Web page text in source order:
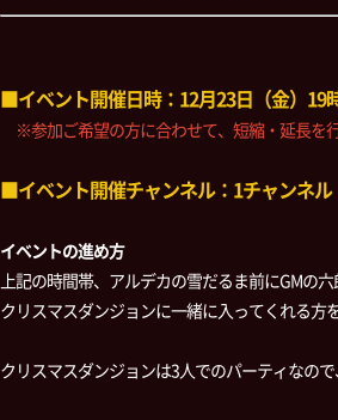
■イベント開催日時：12月23日（金）19
※参加ご希望の方に合わせて、短縮・延長を行
■イベント開催チャンネル：1チャンネル
イベントの進め方
上記の時間帯、アルデカの雪だるま前にGMの六
クリスマスダンジョンに一緒に入ってくれる方
クリスマスダンジョンは3人でのパーティなの